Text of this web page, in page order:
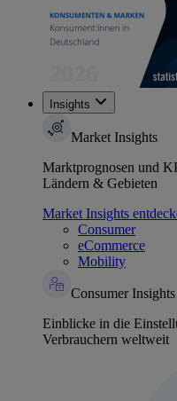
Insights
Market Insights
Marktprognosen und
Ländern & Gebieten
Market Insights
Consumer
eCommerce
Mobility
Consumer Insights
Einblicke in die
Verbrauchern weltweit